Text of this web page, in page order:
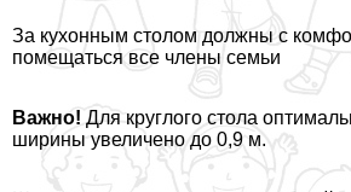
За кухонным столом должны с
помещаться все члeны семьи
Важно! Для круглого стола
ширины увеличено до 0,9 м.